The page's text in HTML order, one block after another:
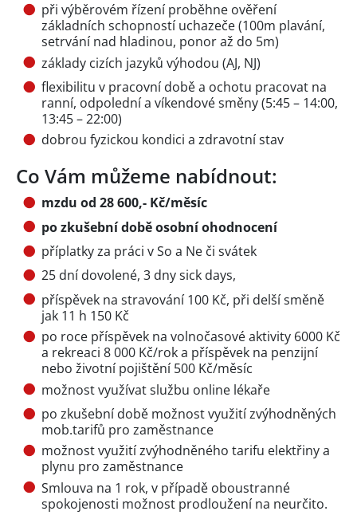
při výběrovém řízení proběhne ověření
základních schopností uchazeče (100m plavání,
setrvání nad hladinou, ponor až do 5m)
základy cizích jazyků výhodou (AJ, NJ)
flexibilitu v pracovní době a ochotu pracovat na
ranní, odpolední a víkendové směny (5:45 – 14:00,
13:45 – 22:00)
dobrou fyzickou kondici a zdravotní stav
Co Vám můžeme nabídnout:
mzdu od 28 600,- Kč/měsíc
po zkušební době osobní ohodnocení
příplatky za práci v So a Ne či svátek
25 dní dovolené, 3 dny sick days,
příspěvek na stravování 100 Kč, při delší směně
jak 11 h 150 Kč
po roce příspěvek na volnočasové aktivity 6000 Kč
a rekreaci 8 000 Kč/rok a příspěvek na penzijní
nebo životní pojištění 500 Kč/měsíc
možnost využívat službu online lékaře
po zkušební době možnost využití zvýhodněných
mob.tarifů pro zaměstnance
možnost využití zvýhodněného tarifu elektřiny a
plynu pro zaměstnance
Smlouva na 1 rok, v případě oboustranné
spokojenosti možnost prodloužení na neurčito.